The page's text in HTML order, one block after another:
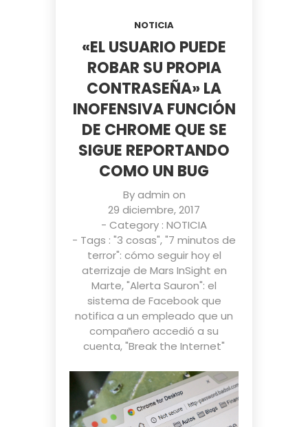
NOTICIA
«EL USUARIO PUEDE
ROBAR SU PROPIA
CONTRASEÑA» LA
INOFENSIVA FUNCIÓN
DE CHROME QUE SE
SIGUE REPORTANDO
COMO UN BUG
Byadmin on
29 diciembre, 2017
- Category : NOTICIA
- Tags : "3 cosas","7 minutos de
terror": cómo seguir hoy el
aterrizaje de Mars InSight en
Marte,"Alerta Sauron": el
sistema de Facebook que
notifica a un empleado que un
compañero accedió a su
cuenta,"Break the Internet"